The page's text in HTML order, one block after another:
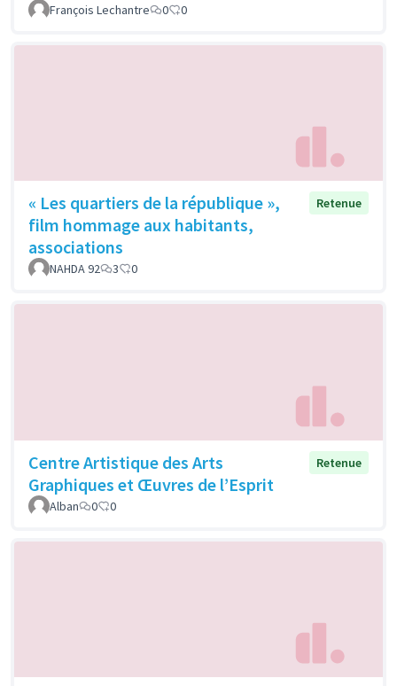
François Lechantre 0 0
« Les quartiers de la république »,
film hommage aux habitants,
associations
Retenue
NAHDA 92 3 0
Centre Artistique des Arts
Graphiques et Œuvres de l’Esprit
Retenue
Alban 0 0